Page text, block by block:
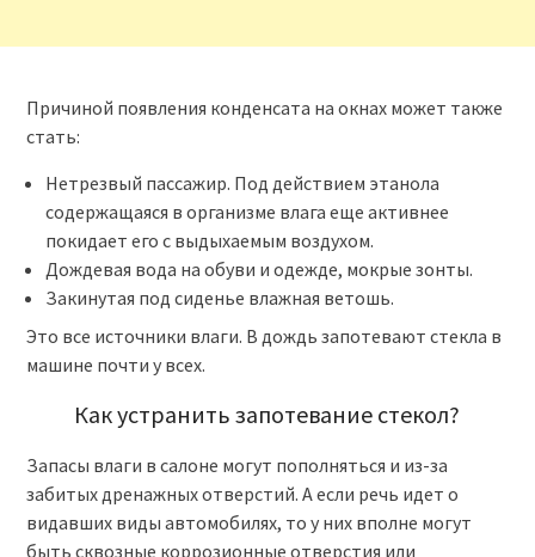
Причиной появления конденсата на окнах может также
стать:
Нетрезвый пассажир. Под действием этанола
содержащаяся в организме влага еще активнее
покидает его с выдыхаемым воздухом.
Дождевая вода на обуви и одежде, мокрые зонты.
Закинутая под сиденье влажная ветошь.
Это все источники влаги. В дождь запотевают стекла в
машине почти у всех.
Как устранить запотевание стекол?
Запасы влаги в салоне могут пополняться и из-за
забитых дренажных отверстий. А если речь идет о
видавших виды автомобилях, то у них вполне могут
быть сквозные коррозионные отверстия или